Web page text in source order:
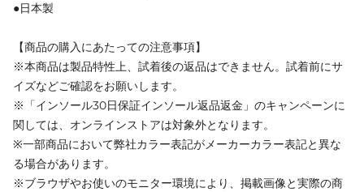
●日本製
【商品の購入にあたっての注意事項】
※本商品は製品特性上、試着後の返品はできません。試着前にサ
イズなどご確認をお願いします。
※「インソール30日保証インソール返品返金」のキャンペーンに
関しては、オンラインストアは対象外となります。
※一部商品において弊社カラー表記がメーカーカラー表記と異な
る場合があります。
※ブラウザやお使いのモニター環境により、掲載画像と実際の商